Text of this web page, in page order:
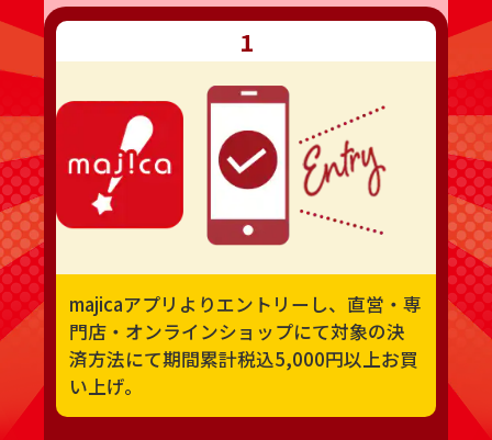
1
majicaアプリよりエントリーし、直営・専
門店・オンラインショップにて対象の決
済方法にて期間累計税込5,000円以上お買
い上げ。